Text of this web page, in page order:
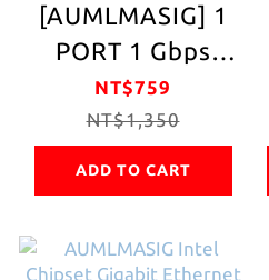
high-speed
network
[AUMLMASIG] 1
PORT 1 Gbps
Ethernet
Adapters 1 GbE
Ethernet
aggregation
interface card for
NT$759
NT$1,350
ADD TO CART